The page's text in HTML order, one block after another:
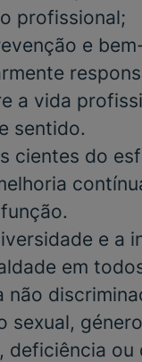
profissional;
e
a vida
sentido.
cientes do
e a
em
não
sexual,
deficiência